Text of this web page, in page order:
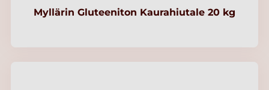
Myllärin Gluteeniton Kaurahiutale 20 kg